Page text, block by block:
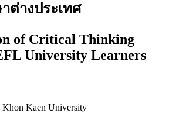
ต่างประเทศ
of Critical Thinking
University Learners
Khon Kaen University